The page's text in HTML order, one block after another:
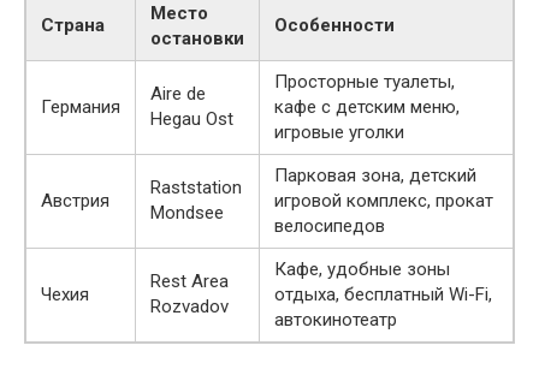
Страна
Место
остановки
Особенности
Германия
Aire de
Hegau Ost
Просторные туалеты,
кафе с детским меню,
игровые уголки
Австрия
Raststation
Mondsee
Парковая зона, детский
игровой комплекс, прокат
велосипедов
Чехия
Rest Area
Rozvadov
Кафе, удобные зоны
отдыха, бесплатный Wi-Fi,
автокинотеатр